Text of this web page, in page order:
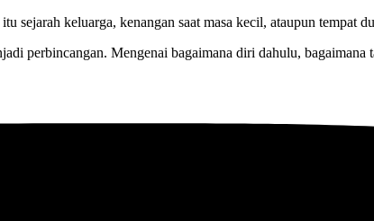
sejarah keluarga, kenangan saat masa kecil, ataupun
perbincangan. Mengenai bagaimana diri dahulu, bagaimana